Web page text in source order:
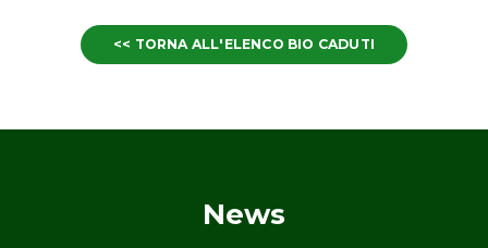
<< TORNA ALL'ELENCO BIO CADUTI
News